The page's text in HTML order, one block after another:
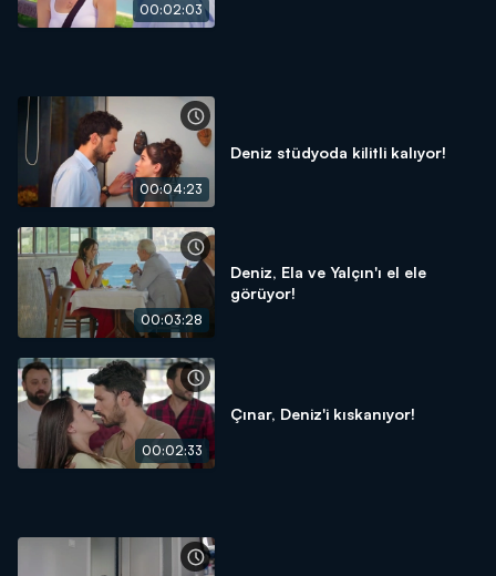
00:02:03
00:04:23
Deniz stüdyoda kilitli kalıyor!
00:03:28
Deniz, Ela ve Yalçın'ı el ele
görüyor!
00:02:33
Çınar, Deniz'i kıskanıyor!